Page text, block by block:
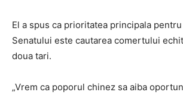
El a spus ca prioritatea principala
Senatului este cautarea comertului
doua tari.
„Vrem ca poporul chinez sa aiba